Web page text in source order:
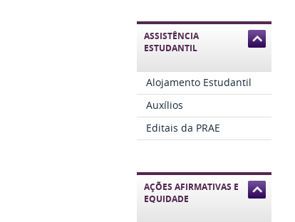
ASSISTÊNCIA
ESTUDANTIL
Alojamento Estudantil
Auxílios
Editais da PRAE
AÇÕES AFIRMATIVAS E
EQUIDADE